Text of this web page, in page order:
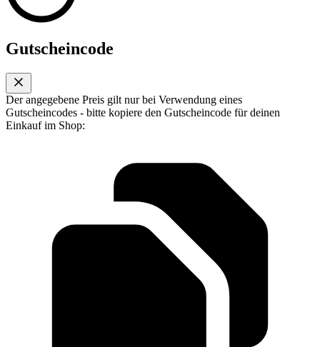
Gutscheincode
Der angegebene Preis gilt nur bei Verwendung eines
Gutscheincodes - bitte kopiere den Gutscheincode für deinen
Einkauf im Shop: